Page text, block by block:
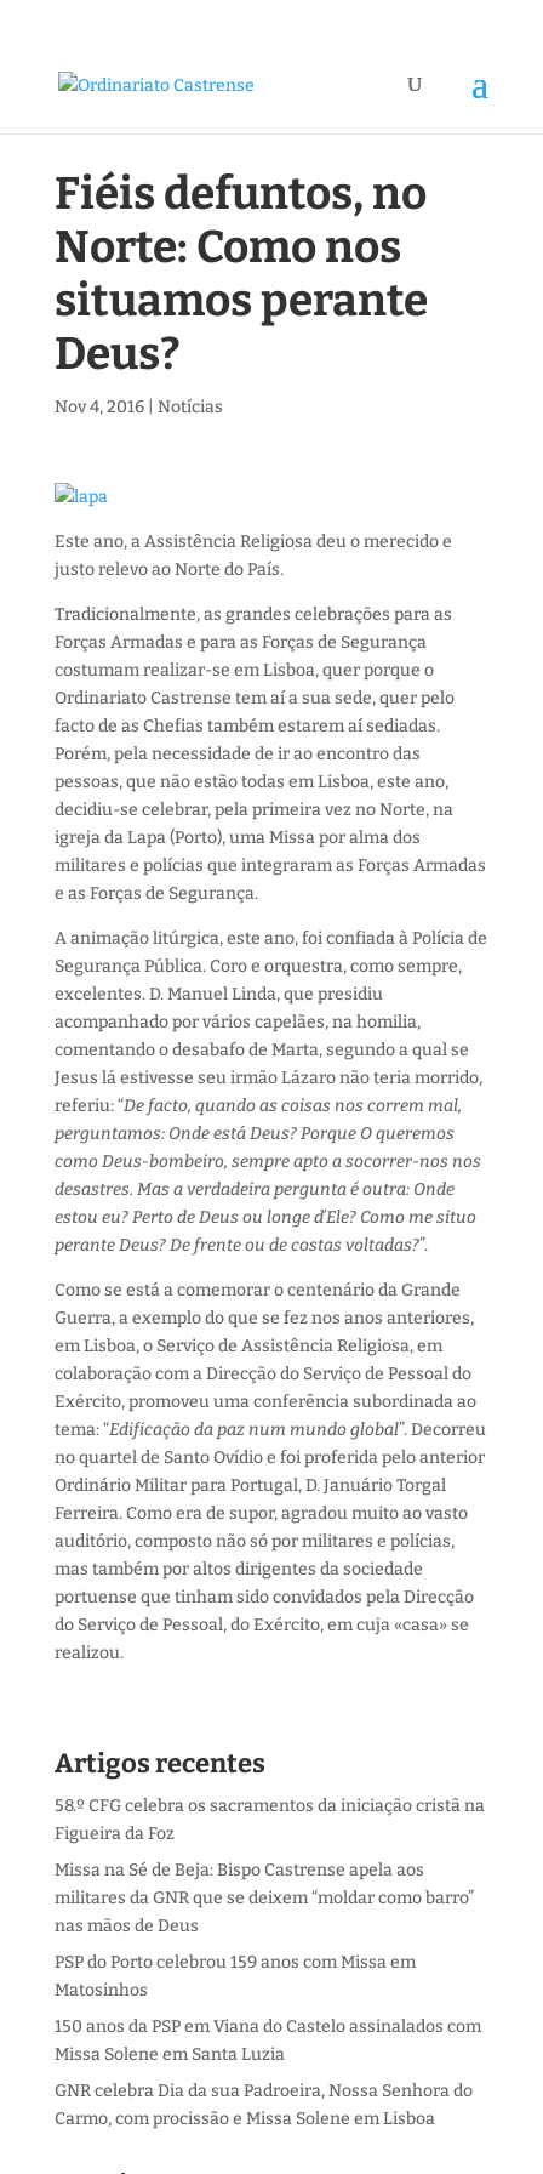
Fiéis defuntos, no
Norte: Como nos
situamos perante
Deus?
Nov 4, 2016| Notícias
Este ano, a Assistência Religiosa deu o merecido e
justo relevo ao Norte do País.
Tradicionalmente, as grandes celebrações para as
Forças Armadas e para as Forças de Segurança
costumam realizar-se em Lisboa, quer porque o
Ordinariato Castrense tem aí a sua sede, quer pelo
facto de as Chefias também estarem aí sediadas.
Porém, pela necessidade de ir ao encontro das
pessoas, que não estão todas em Lisboa, este ano,
decidiu-se celebrar, pela primeira vez no Norte, na
igreja da Lapa (Porto), uma Missa por alma dos
militares e polícias que integraram as Forças Armadas
e as Forças de Segurança.
A animação litúrgica, este ano, foi confiada à Polícia de
Segurança Pública. Coro e orquestra, como sempre,
excelentes. D. Manuel Linda, que presidiu
acompanhado por vários capelães, na homilia,
comentando o desabafo de Marta, segundo a qual se
Jesus lá estivesse seu irmão Lázaro não teria morrido,
referiu: “De facto, quando as coisas nos correm mal,
perguntamos: Onde está Deus? Porque O queremos
como Deus-bombeiro, sempre apto a socorrer-nos nos
desastres. Mas a verdadeira pergunta é outra: Onde
estou eu? Perto de Deus ou longe d’Ele? Como me situo
perante Deus? De frente ou de costas voltadas?”.
Como se está a comemorar o centenário da Grande
Guerra, a exemplo do que se fez nos anos anteriores,
em Lisboa, o Serviço de Assistência Religiosa, em
colaboração com a Direcção do Serviço de Pessoal do
Exército, promoveu uma conferência subordinada ao
tema: “Edificação da paz num mundo global”. Decorreu
no quartel de Santo Ovídio e foi proferida pelo anterior
Ordinário Militar para Portugal, D. Januário Torgal
Ferreira. Como era de supor, agradou muito ao vasto
auditório, composto não só por militares e polícias,
mas também por altos dirigentes da sociedade
portuense que tinham sido convidados pela Direcção
do Serviço de Pessoal, do Exército, em cuja «casa» se
realizou.
Artigos recentes
58.º CFG celebra os sacramentos da iniciação cristã na
Figueira da Foz
Missa na Sé de Beja: Bispo Castrense apela aos
militares da GNR que se deixem “moldar como barro”
nas mãos de Deus
PSP do Porto celebrou 159 anos com Missa em
Matosinhos
150 anos da PSP em Viana do Castelo assinalados com
Missa Solene em Santa Luzia
GNR celebra Dia da sua Padroeira, Nossa Senhora do
Carmo, com procissão e Missa Solene em Lisboa